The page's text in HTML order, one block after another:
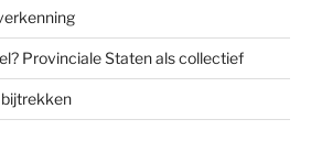
Provinciale Staten als collectief